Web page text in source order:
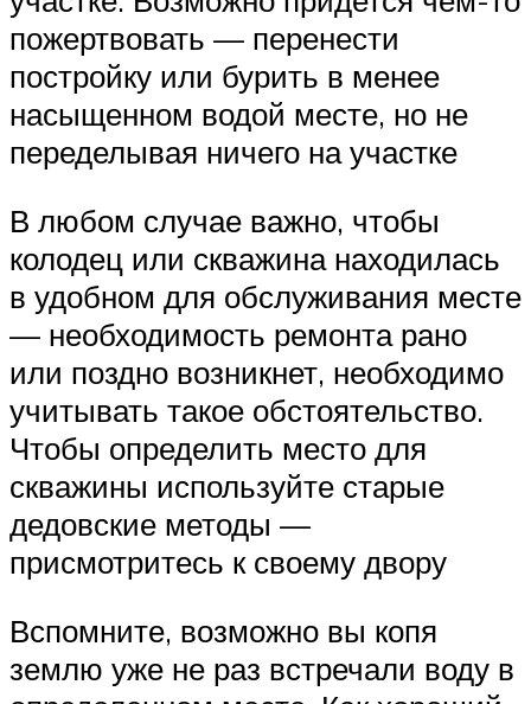
пожертвовать — перенести
постройку или бурить в менее
насыщенном водой месте, но не
переделывая ничего на участке
В любом случае важно, чтобы
колодец или скважина находилась
в удобном для обслуживания месте
— необходимость ремонта рано
или поздно возникнет, необходимо
учитывать такое обстоятельство.
Чтобы определить место для
скважины используйте старые
дедовские методы —
присмотритесь к своему двору
Вспомните, возможно вы копя
землю уже не раз встречали воду в